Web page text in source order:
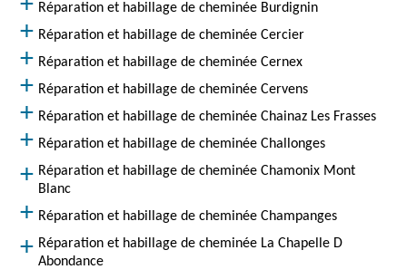
Réparation et habillage de cheminée Burdignin
Réparation et habillage de cheminée Cercier
Réparation et habillage de cheminée Cernex
Réparation et habillage de cheminée Cervens
Réparation et habillage de cheminée Chainaz Les Frasses
Réparation et habillage de cheminée Challonges
Réparation et habillage de cheminée Chamonix Mont
Blanc
Réparation et habillage de cheminée Champanges
Réparation et habillage de cheminée La Chapelle D
Abondance